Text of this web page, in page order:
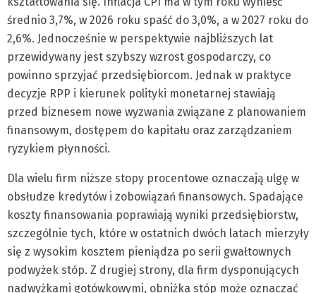
średnio 3,7%, w 2026 roku spaść do 3,0%, a w 2027 roku do
2,6%. Jednocześnie w perspektywie najbliższych lat
przewidywany jest szybszy wzrost gospodarczy, co
powinno sprzyjać przedsiębiorcom. Jednak w praktyce
decyzje RPP i kierunek polityki monetarnej stawiają
przed biznesem nowe wyzwania związane z planowaniem
finansowym, dostępem do kapitału oraz zarządzaniem
ryzykiem płynności.
Dla wielu firm niższe stopy procentowe oznaczają ulgę w
obsłudze kredytów i zobowiązań finansowych. Spadające
koszty finansowania poprawiają wyniki przedsiębiorstw,
szczególnie tych, które w ostatnich dwóch latach mierzyły
się z wysokim kosztem pieniądza po serii gwałtownych
podwyżek stóp. Z drugiej strony, dla firm dysponujących
nadwyżkami gotówkowymi, obniżka stóp może oznaczać